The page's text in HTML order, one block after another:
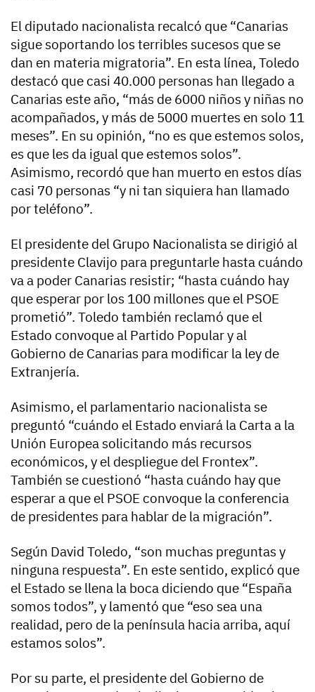
El diputado nacionalista recalcó que “Canarias
sigue soportando los terribles sucesos que se
dan en materia migratoria”. En esta línea, Toledo
destacó que casi 40.000 personas han llegado a
Canarias este año, “más de 6000 niños y niñas no
acompañados, y más de 5000 muertes en solo 11
meses”. En su opinión, “no es que estemos solos,
es que les da igual que estemos solos”.
Asimismo, recordó que han muerto en estos días
casi 70 personas “y ni tan siquiera han llamado
por teléfono”.
El presidente del Grupo Nacionalista se dirigió al
presidente Clavijo para preguntarle hasta cuándo
va a poder Canarias resistir; “hasta cuándo hay
que esperar por los 100 millones que el PSOE
prometió”. Toledo también reclamó que el
Estado convoque al Partido Popular y al
Gobierno de Canarias para modificar la ley de
Extranjería.
Asimismo, el parlamentario nacionalista se
preguntó “cuándo el Estado enviará la Carta a la
Unión Europea solicitando más recursos
económicos, y el despliegue del Frontex”.
También se cuestionó “hasta cuándo hay que
esperar a que el PSOE convoque la conferencia
de presidentes para hablar de la migración”.
Según David Toledo, “son muchas preguntas y
ninguna respuesta”. En este sentido, explicó que
el Estado se llena la boca diciendo que “España
somos todos”, y lamentó que “eso sea una
realidad, pero de la península hacia arriba, aquí
estamos solos”.
Por su parte, el presidente del Gobierno de